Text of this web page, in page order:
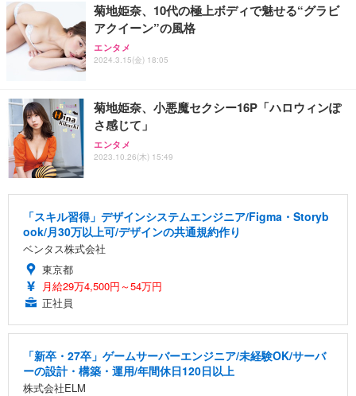
菊地姫奈、10代の極上ボディで魅せる“グラビ
アクイーン”の風格
エンタメ
2024.3.15(金) 18:05
菊地姫奈、小悪魔セクシー16P「ハロウィンぽ
さ感じて」
エンタメ
2023.10.26(木) 15:49
「スキル習得」デザインシステムエンジニア/Figma・Storyb
ook/月30万以上可/デザインの共通規約作り
ベンタス株式会社
東京都
月給29万4,500円～54万円
正社員
「新卒・27卒」ゲームサーバーエンジニア/未経験OK/サーバ
ーの設計・構築・運用/年間休日120日以上
株式会社ELM